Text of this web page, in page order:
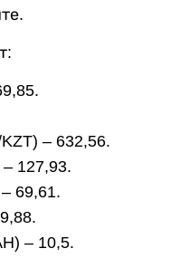
– 632,56.
127,93.
69,61.
– 10,5.